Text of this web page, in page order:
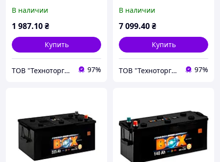
6СТ-44
В наличии
1 987.10₴
Купить
ТОВ "Техноторг-Дон" 97%
6СТ-190 (4)
В наличии
7 099.40₴
Купить
ТОВ "Техноторг-Дон" 97%